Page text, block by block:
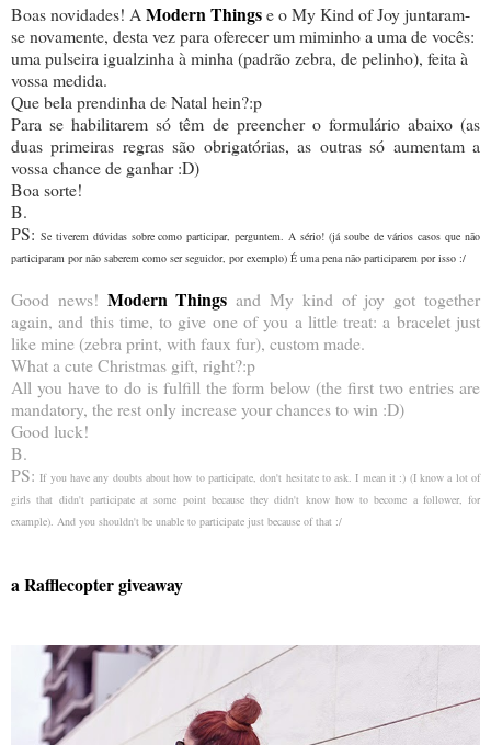
Boas novidades! A Modern Thingse o My Kind of Joy juntaram-
se novamente, desta vez para oferecer um miminho a uma de vocês:
uma pulseira igualzinha à minha (padrão zebra, de pelinho), feita à
vossa medida.
Que bela prendinha de Natal hein?:p
Para se habilitarem só têm de preencher o formulário abaixo (as
duas primeiras regras são obrigatórias, as outras só aumentam a
vossa chance de ganhar :D)
Boa sorte!
B.
PS: Se tiverem dúvidas sobre como participar, perguntem. A sério! (já soube de vários casos que não
participaram por não saberem como ser seguidor, por exemplo) É uma pena não participarem por isso :/
Good news! Modern Things and My kind of joy got together
again, and this time, to give one of you a little treat: a bracelet just
like mine (zebra print, with faux fur), custom made.
What a cute Christmas gift, right?:p
All you have to do is fulfill the form below (the first two entries are
mandatory, the rest only increase your chances to win :D)
Good luck!
B.
PS:If you have any doubts about how to participate, don't hesitate to ask. I mean it :) (I know a lot of
girls that didn't participate at some point because they didn't know how to become a follower, for
example). And you shouldn't be unable to participate just because of that :/
a Rafflecopter giveaway